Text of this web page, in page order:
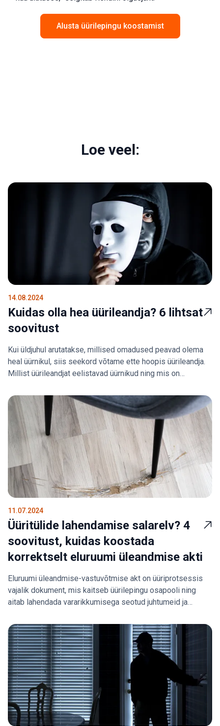
Alusta üürilepingu koostamist
Loe veel:
14.08.2024
Kuidas olla hea üürileandja? 6 lihtsat
soovitust
Kui üldjuhul arutatakse, millised omadused peavad olema
heal üürnikul, siis seekord võtame ette hoopis üürileandja.
Millist üürileandjat eelistavad üürnikud ning mis on
11.07.2024
Üüritülide lahendamise salarelv? 4
soovitust, kuidas koostada
korrektselt eluruumi üleandmise akti
Eluruumi üleandmise-vastuvõtmise akt on üüriprotsessis
vajalik dokument, mis kaitseb üürilepingu osapooli ning
aitab lahendada vararikkumisega seotud juhtumeid ja
selle koostamisel silmas pidada.